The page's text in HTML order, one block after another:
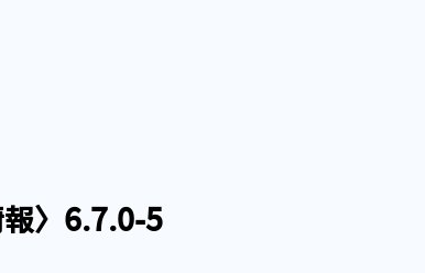
〉6.7.0-5